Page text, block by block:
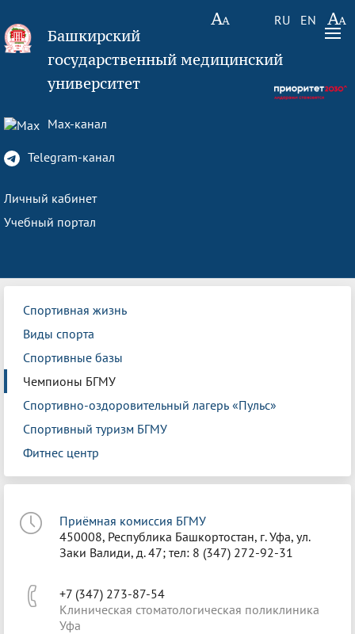
RU EN
Башкирский
государственный медицинский
университет
Max-канал
Telegram-канал
Личный кабинет
Учебный портал
Спортивная жизнь
Виды спорта
Спортивные базы
Чемпионы БГМУ
Спортивно-оздоровительный лагерь «Пульс»
Спортивный туризм БГМУ
Фитнес центр
Приёмная комиссия БГМУ
450008, Республика Башкортостан, г. Уфа, ул.
Заки Валиди, д. 47; тел: 8 (347) 272-92-31
+7 (347) 273-87-54
Клиническая стоматологическая поликлиника
Уфа